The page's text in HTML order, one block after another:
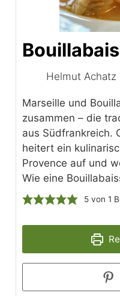
Helmut Achatz
Marseille und
zusammen – die
aus Südfrankreich.
heitert ein
Provence auf und
Wie eine
5von 1